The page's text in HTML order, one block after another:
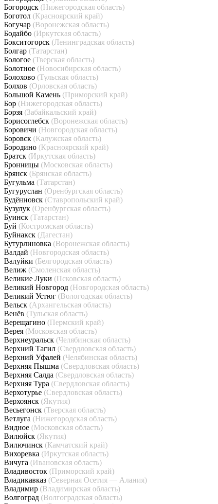
Богородск (Нижегородская область)
Боготол (Красноярский край)
Богучар (Воронежская область)
Бодайбо (Иркутская область)
Бокситогорск (Ленинградская область)
Болгар (Татарстан)
Бологое (Тверская область)
Болотное (Новосибирская область)
Болохово (Тульская область)
Болхов (Орловская область)
Большой Камень (Приморский край)
Бор (Нижегородская область)
Борзя (Забайкальский край)
Борисоглебск (Воронежская область)
Боровичи (Новгородская область)
Боровск (Калужская область)
Бородино (Красноярский край)
Братск (Иркутская область)
Бронницы (Московская область)
Брянск (Брянская область)
Бугульма (Татарстан)
Бугуруслан (Оренбургская область)
Будённовск (Ставропольский край)
Бузулук (Оренбургская область)
Буинск (Татарстан)
Буй (Костромская область)
Буйнакск (Дагестан)
Бутурлиновка (Воронежская область)
Валдай (Новгородская область)
Валуйки (Белгородская область)
Велиж (Смоленская область)
Великие Луки (Псковская область)
Великий Новгород (Новгородская область)
Великий Устюг (Вологодская область)
Вельск (Архангельская область)
Венёв (Тульская область)
Верещагино (Пермский край)
Верея (Московская область)
Верхнеуральск (Челябинская область)
Верхний Тагил (Свердловская область)
Верхний Уфалей (Челябинская область)
Верхняя Пышма (Свердловская область)
Верхняя Салда (Свердловская область)
Верхняя Тура (Свердловская область)
Верхотурье (Свердловская область)
Верхоянск (Якутия)
Весьегонск (Тверская область)
Ветлуга (Нижегородская область)
Видное (Московская область)
Вилюйск (Якутия)
Вилючинск (Камчатский край)
Вихоревка (Иркутская область)
Вичуга (Ивановская область)
Владивосток (Приморский край)
Владикавказ (Северная Осетия — Алания)
Владимир (Владимирская область)
Волгоград (Волгоградская область)